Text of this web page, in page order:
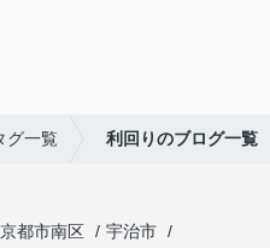
グ一覧 利回りのブログ一覧
京都市南区
宇治市